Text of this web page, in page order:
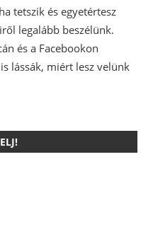
tetszik és egyetértesz
legalább beszélünk.
és a Facebookon
lássák, miért lesz velünk